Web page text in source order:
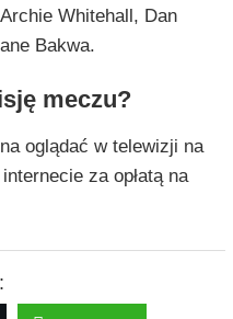
Whitehall, Dan
Bakwa.
meczu?
oglądać w telewizji na
za opłatą na